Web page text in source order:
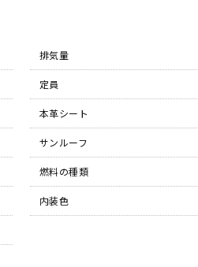
排気量
定員
本革シート
サンルーフ
燃料の種類
内装色